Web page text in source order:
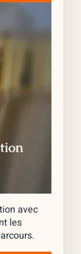
avec
les